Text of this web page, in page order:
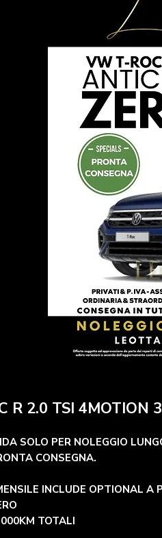
R 2.0 TSI 4MOTION
SOLO PER NOLEGGIO
CONSEGNA.
INCLUDE OPTIONAL A
TOTALI